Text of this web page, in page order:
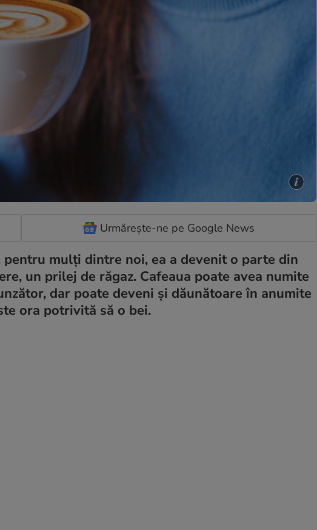
Urmărește-ne pe Google News
mulți dintre noi, ea a devenit o parte din
un prilej de răgaz. Cafeaua poate avea numite
dar poate deveni și dăunătoare în anumite
ora potrivită să o bei.